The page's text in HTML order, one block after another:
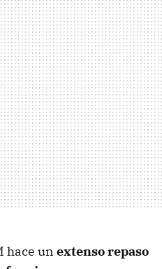
hace un extenso repaso